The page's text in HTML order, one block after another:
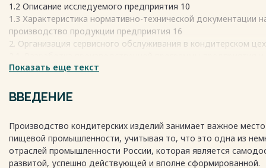
1.2 Описание исследуемого предприятия 10
1.3 Характеристика нормативно-технической документации
производство продукции предприятия 16
2. Организация сервисного обслуживания в кондитерском
2.2. Составление графика реализации продукции цеха 35
составление графика выхода на работу 36
2.4. Расчет сырья в кондитерском цехе 38
39
3.1 Организация хранения сырья 39
3.2. Расчет производственных помещений 41
Показать еще текст
ВВЕДЕНИЕ
Производство кондитерских изделий занимает важное
пищевой промышленности, учитывая то, что это одна из
отраслей промышленности России, которая является
развитой, успешно действующей и вполне сформированной.